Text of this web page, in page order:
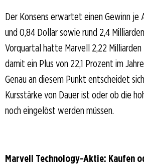
Der Konsens erwartet einen Gewinn je
und 0,84 Dollar sowie rund 2,4
Vorquartal hatte Marvell 2,22
damit ein Plus von 22,1 Prozent im
Genau an diesem Punkt entscheidet
Kursstärke von Dauer ist oder ob die
noch eingelöst werden müssen.
Marvell Technology-Aktie: Kaufen